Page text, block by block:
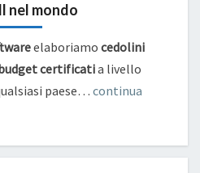
nel mondo
elaboriamo cedolini
certificatia livello
paese…continua